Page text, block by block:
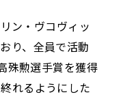
ン・ヴコヴィッ
り、全員で活動
殊勲選手賞を獲得
れるようにした